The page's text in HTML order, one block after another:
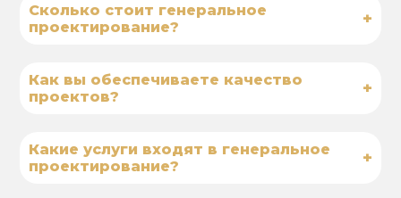
Сколько стоит генеральное
проектирование?
+
Как вы обеспечиваете качество
проектов?
+
Какие услуги входят в генеральное
проектирование?
+